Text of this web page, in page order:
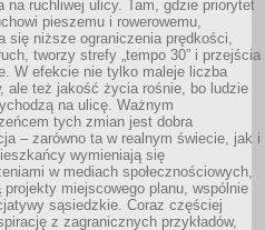
na ruchliwej ulicy. Tam, gdzie priorytet
pieszemu i rowerowemu,
się niższe ograniczenia prędkości,
tworzy strefy „tempo 30” i przejścia
W efekcie nie tylko maleje liczba
ale też jakość życia rośnie, bo ludzie
na ulicę. Ważnym
tych zmian jest dobra
– zarówno ta w realnym świecie, jak i
wymieniają się
w mediach społecznościowych,
projekty miejscowego planu, wspólnie
sąsiedzkie. Coraz częściej
z zagranicznych przykładów,